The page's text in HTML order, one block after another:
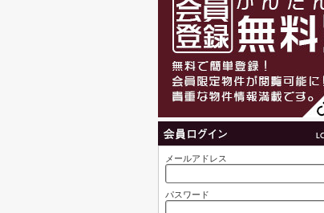
メールアドレス
パスワード